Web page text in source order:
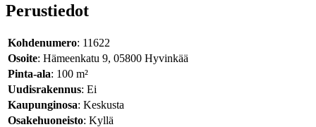
Perustiedot
Kohdenumero: 11622
Osoite: Hämeenkatu 9, 05800 Hyvinkää
Pinta-ala: 100 m²
Uudisrakennus: Ei
Kaupunginosa: Keskusta
Osakehuoneisto: Kyllä